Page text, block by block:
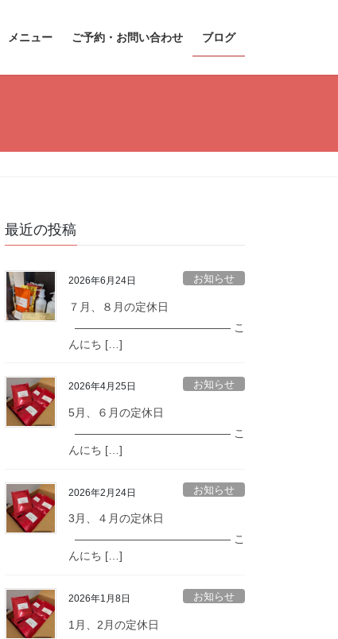
メニュー ご予約・お問い合わせ ブログ
最近の投稿
2026年6月24日 お知らせ
７月、８月の定休日
—————————————— こ
んにち […]
2026年4月25日 お知らせ
5月、６月の定休日
—————————————— こ
んにち […]
2026年2月24日 お知らせ
3月、４月の定休日
—————————————— こ
んにち […]
2026年1月8日 お知らせ
1月、2月の定休日